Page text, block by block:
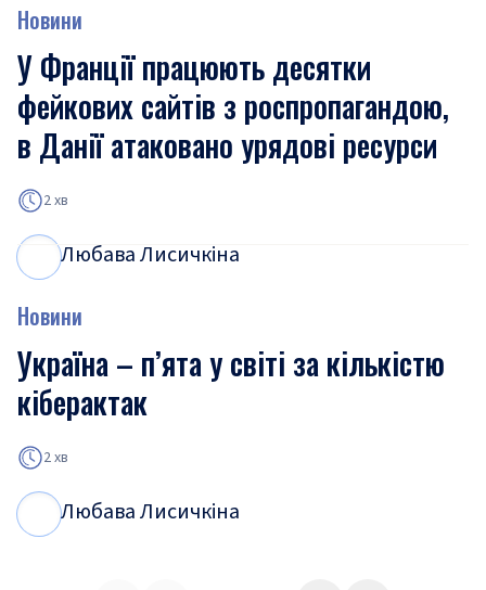
Новини
У Франції працюють десятки
фейкових сайтів з роспропагандою,
в Данії атаковано урядові ресурси
2 хв
Любава Лисичкіна
Новини
Україна – п’ята у світі за кількістю
кіберактак
2 хв
Любава Лисичкіна